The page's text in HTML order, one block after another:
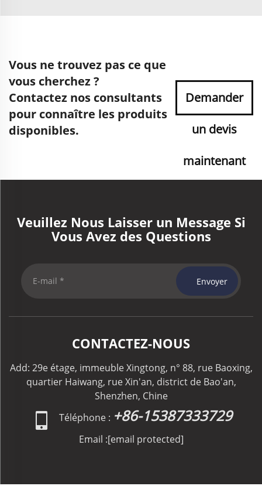
Vous ne trouvez pas ce que
vous cherchez ?
Contactez nos consultants
pour connaître les produits
disponibles.
Demander
un devis
maintenant
Veuillez Nous Laisser un Message Si
Vous Avez des Questions
Envoyer
CONTACTEZ-NOUS
Add: 29e étage, immeuble Xingtong, n° 88, rue Baoxing,
quartier Haiwang, rue Xin'an, district de Bao'an,
Shenzhen, Chine
Téléphone : +86-15387333729
Email :[email protected]